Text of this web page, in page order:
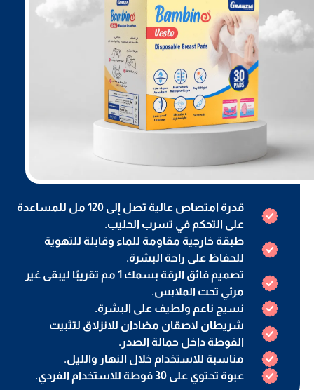
قدرة امتصاص عالية تصل إلى 120 مل للمساعدة
على التحكم في تسرب الحليب.
طبقة خارجية مقاومة للماء وقابلة للتهوية
للحفاظ على راحة البشرة.
تصميم فائق الرقة بسمك 1 مم تقريبًا ليبقى غير
مرئي تحت الملابس.
نسيج ناعم ولطيف على البشرة.
شريطان لاصقان مضادان للانزلاق لتثبيت
الفوطة داخل حمالة الصدر.
مناسبة للاستخدام خلال النهار والليل.
عبوة تحتوي على 30 فوطة للاستخدام الفردي.